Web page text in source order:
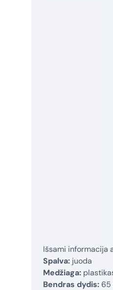
Išsami informacija
Spalva: juoda
Medžiaga:
Bendras dydis: 65